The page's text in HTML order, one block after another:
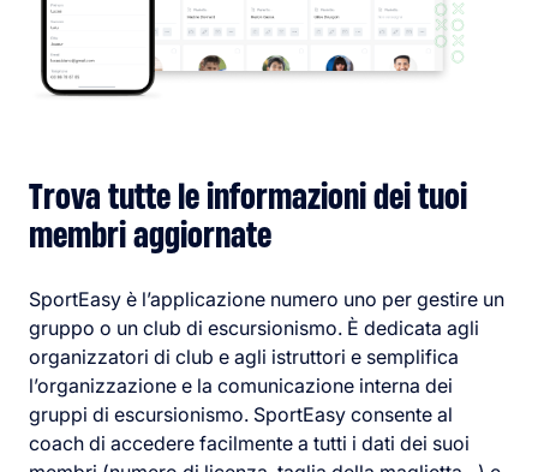
Trova tutte le informazioni dei tuoi
membri aggiornate
SportEasy è l’applicazione numero uno per gestire un
gruppo o un club di escursionismo. È dedicata agli
organizzatori di club e agli istruttori e semplifica
l’organizzazione e la comunicazione interna dei
gruppi di escursionismo. SportEasy consente al
coach di accedere facilmente a tutti i dati dei suoi